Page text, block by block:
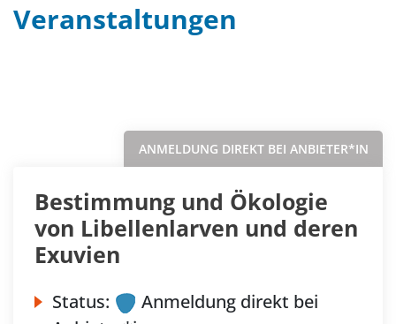
Veranstaltungen
ANMELDUNG DIREKT BEI ANBIETER*IN
Bestimmung und Ökologie
von Libellenlarven und deren
Exuvien
Status:
Anmeldung direkt bei